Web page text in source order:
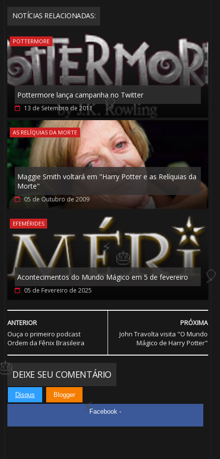
NOTÍCIAS RELACIONADAS:
POTTERMORE
Pottermore lança campanha no Twitter
13 de Setembro de 2011
AS RELÍQUIAS DA MORTE
Maggie Smith voltará em "Harry Potter e as Relíquias da
Morte"
05 de Outubro de 2009
EFEMÉRIDES
Acontecimentos do Mundo Mágico em 5 de fevereiro
05 de Fevereiro de 2025
PRÓXIMA
John Travolta visita "O Mundo
Mágico de Harry Potter"
ANTERIOR
Ouça o primeiro podcast
Ordem da Fênix Brasileira
DEIXE SEU COMENTÁRIO
Disqus Blogger
Facebook -
⚡
1️⃣ 8️⃣
🎈
⚡
🎂
⚡
🎂